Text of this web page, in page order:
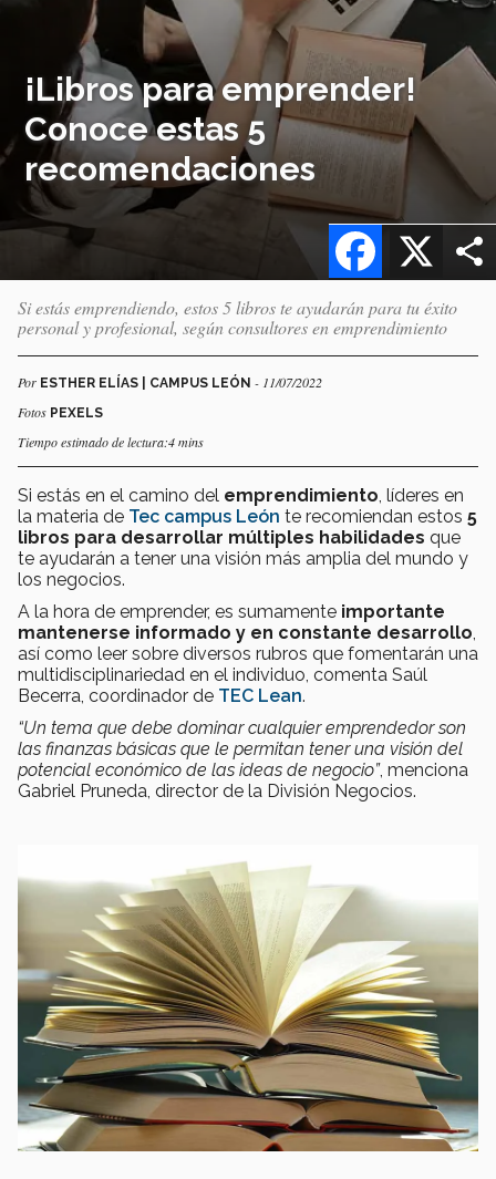
¡Libros para emprender!
Conoce estas 5
recomendaciones
X
Facebook
Si estás emprendiendo, estos 5 libros te ayudarán para tu éxito
personal y profesional, según consultores en emprendimiento
Por ESTHER ELÍAS | CAMPUS LEÓN - 11/07/2022
Fotos PEXELS
Tiempo estimado de lectura:4 mins
Si estás en el camino del emprendimiento , líderes en
la materia de Tec campus León te recomiendan estos 5
libros para desarrollar múltiples habilidades que
te ayudarán a tener una visión más amplia del mundo y
los negocios.
A la hora de emprender, es sumamente importante
mantenerse informado y en constante desarrollo
así como leer sobre diversos rubros que fomentarán una
multidisciplinariedad en el individuo, comenta Saúl
Becerra, coordinador de TEC Lean.
“Un tema que debe dominar cualquier emprendedor son
las finanzas básicas que le permitan tener una visión del
potencial económico de las ideas de negocio”, menciona
Gabriel Pruneda, director de la División Negocios.